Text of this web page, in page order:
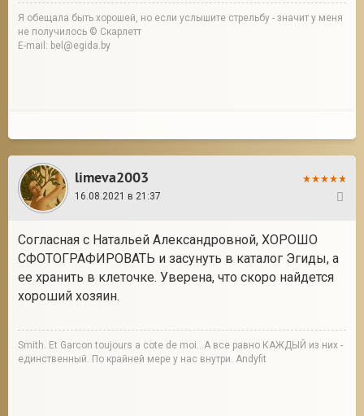
Я обещала быть хорошей, но если услышите стрельбу - значит у меня
не получилось © Скарлетт
E-mail: bel@egida.by
limeva2003
16.08.2021 в 21:37
Согласная с Натальей Александровной, ХОРОШО
СФОТОГРАФИРОВАТЬ и засунуть в каталог Эгиды, а
ее хранить в клеточке. Уверена, что скоро найдется
хороший хозяин.
Smith. Et Garcon toujours a cote de moi...А все равно КАЖДЫЙ из них -
единственный. По крайней мере у нас внутри. Andyfit